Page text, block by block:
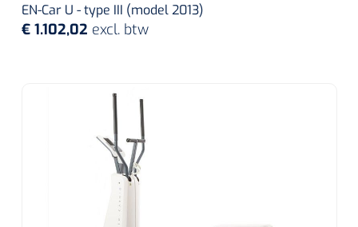
EN-Car U - type III (model 2013)
€ 1.102,02 excl. btw